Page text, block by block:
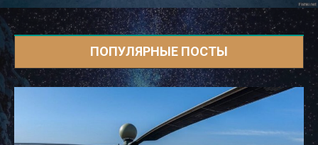
ПОПУЛЯРНЫЕ ПОСТЫ